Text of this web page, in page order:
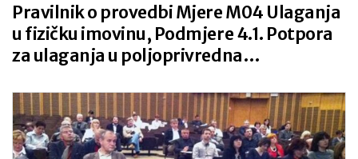
Pravilnik o provedbi Mjere M04 Ulaganja
u fizičku imovinu, Podmjere 4.1. Potpora
za ulaganja u poljoprivredna